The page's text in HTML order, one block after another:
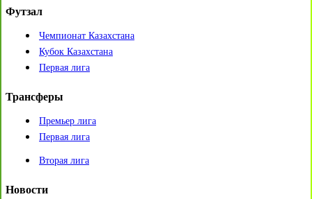
Футзал
Чемпионат Казахстана
Кубок Казахстана
Первая лига
Трансферы
Премьер лига
Первая лига
Вторая лига
Новости